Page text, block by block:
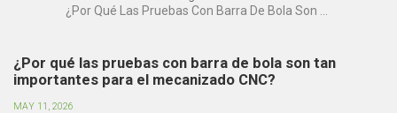
¿Por qué las pruebas con barra de bola son tan
importantes para el mecanizado CNC?
MAY 11, 2026